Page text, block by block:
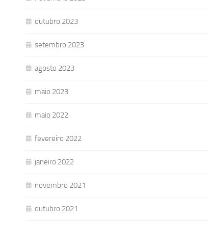
outubro 2023
setembro 2023
agosto 2023
maio 2023
maio 2022
fevereiro 2022
janeiro 2022
novembro 2021
outubro 2021